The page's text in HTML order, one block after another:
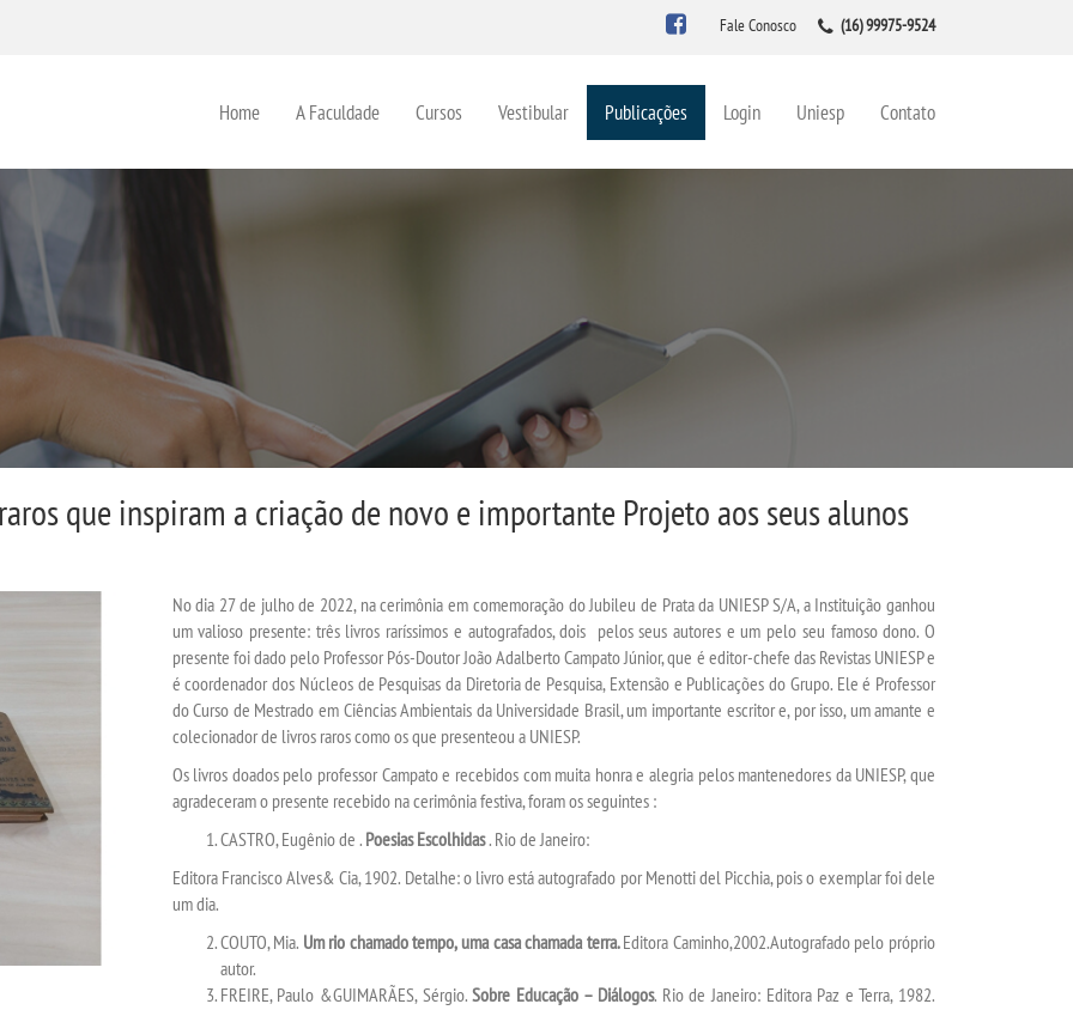
Fale Conosco (16) 99975-9524
Home A Faculdade Cursos Vestibular Publicações Login Uniesp Contato
que inspiram a criação de novo e importante Projeto aos seus alunos
No dia 27 de julho de 2022, na cerimônia em comemoração do Jubileu de Prata da UNIESP S/A, a Instituição ganhou
um valioso presente: três livros raríssimos e autografados, dois pelos seus autores e um pelo seu famoso dono. O
presente foi dado pelo Professor Pós-Doutor João Adalberto Campato Júnior, que é editor-chefe das Revistas UNIESP e
é coordenador dos Núcleos de Pesquisas da Diretoria de Pesquisa, Extensão e Publicações do Grupo. Ele é Professor
do Curso de Mestrado em Ciências Ambientais da Universidade Brasil, um importante escritor e, por isso, um amante e
colecionador de livros raros como os que presenteou a UNIESP.
Os livros doados pelo professor Campato e recebidos com muita honra e alegria pelos mantenedores da UNIESP, que
agradeceram o presente recebido na cerimônia festiva, foram os seguintes :
CASTRO, Eugênio de . Poesias Escolhidas. Rio de Janeiro:
Editora Francisco Alves& Cia, 1902. Detalhe: o livro está autografado por Menotti del Picchia, pois o exemplar foi dele
um dia.
COUTO, Mia. Um rio chamado tempo, uma casa chamada terra.Editora Caminho,2002.Autografado pelo próprio
autor.
FREIRE, Paulo &GUIMARÃES, Sérgio.Sobre Educação – Diálogos. Rio de Janeiro: Editora Paz e Terra, 1982.